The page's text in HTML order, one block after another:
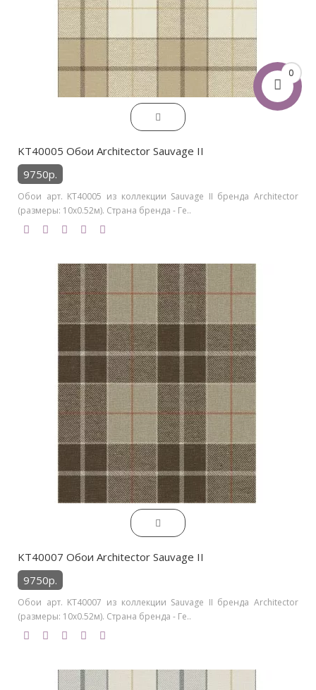
0
KT40005 Обои Architector Sauvage II
9750р.
Обои арт. KT40005 из коллекции Sauvage II бренда Architector
(размеры: 10х0.52м). Страна бренда - Ге..
KT40007 Обои Architector Sauvage II
9750р.
Обои арт. KT40007 из коллекции Sauvage II бренда Architector
(размеры: 10х0.52м). Страна бренда - Ге..